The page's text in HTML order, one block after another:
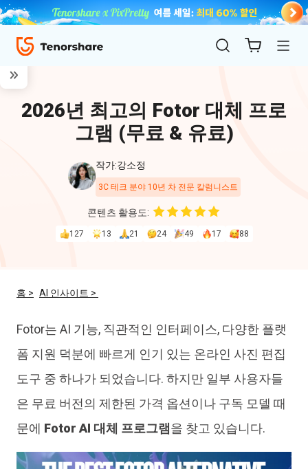
for iOS
iOS
iAnyGo
2026년 최고의 Fotor 대체 프로
그램 (무료 & 유료)
작가:강소정
3C 테크 분야 10년 차 전문 칼럼니스트
콘텐츠 활용도:
127 13 21 24 49 17 88
홈 > AI 인사이트 >
Fotor는 AI 기능, 직관적인 인터페이스, 다양한 플랫
폼 지원 덕분에 빠르게 인기 있는 온라인 사진 편집
도구 중 하나가 되었습니다. 하지만 일부 사용자들
은 무료 버전의 제한된 가격 옵션이나 구독 모델 때
문에 Fotor AI 대체 프로그램 을 찾고 있습니다.